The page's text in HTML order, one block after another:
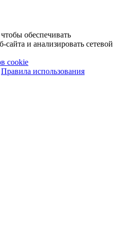
обеспечивать
и анализировать сетевой
cookie
Правила использования